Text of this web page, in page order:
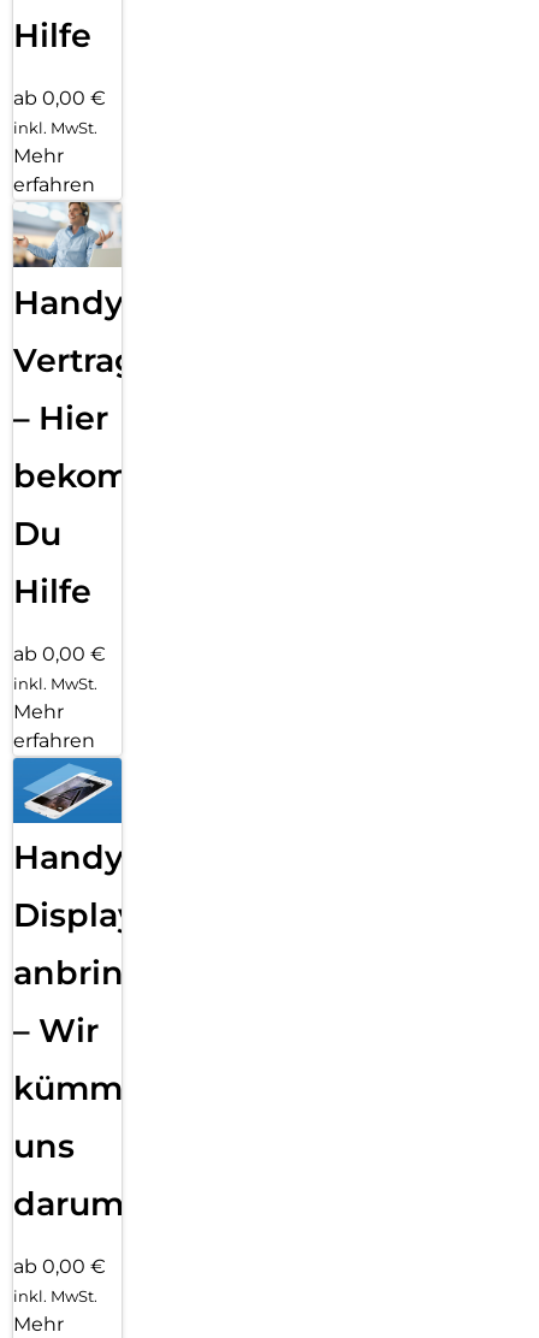
Hilfe
ab 0,00 €
inkl. MwSt.
Mehr
erfahren
Handy
Vertragsabwicklung
– Hier
bekommst
Du
Hilfe
ab 0,00 €
inkl. MwSt.
Mehr
erfahren
Handy
Displayfolie
anbringen
– Wir
kümmern
uns
darum!
ab 0,00 €
inkl. MwSt.
Mehr